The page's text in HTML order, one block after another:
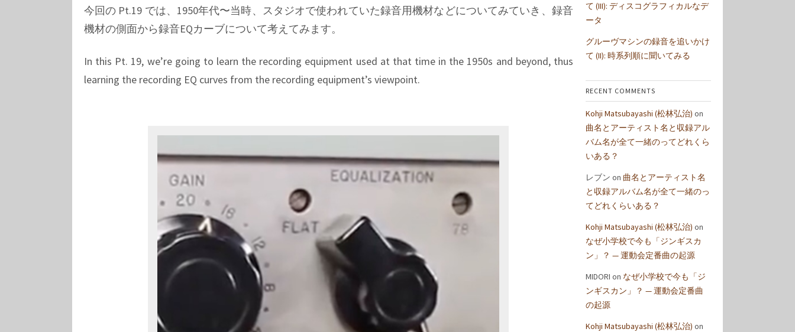
今回の Pt.19 では、1950年代〜当時、スタジオで使われていた録音用機材などについてみていき、録音
機材の側面から録音EQカーブについて考えてみます。
In this Pt. 19, we’re going to learn the recording equipment used at that time in the 1950s and beyond, thus
learning the recording EQ curves from the recording equipment’s viewpoint.
て (III): ディスコグラフィカルなデ
ータ
グルーヴマシンの録音を追いかけ
て (II): 時系列順に聞いてみる
RECENT COMMENTS
Kohji Matsubayashi (松林弘治) on
曲名とアーティスト名と収録アル
バム名が全て一緒のってどれくら
いある？
レブン on 曲名とアーティスト名
と収録アルバム名が全て一緒のっ
てどれくらいある？
Kohji Matsubayashi (松林弘治) on
なぜ小学校で今も「ジンギスカ
ン」？ — 運動会定番曲の起源
MIDORI on なぜ小学校で今も「ジ
ンギスカン」？ — 運動会定番曲
の起源
Kohji Matsubayashi (松林弘治) on